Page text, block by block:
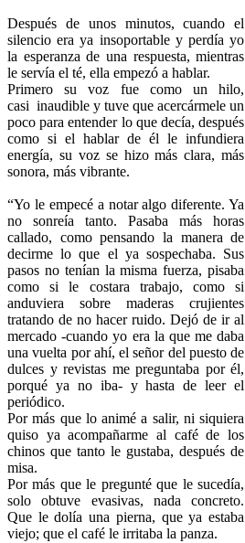
Después de unos minutos, cuando el
silencio era ya insoportable y perdía yo
la esperanza de una respuesta, mientras
le servía el té, ella empezó a hablar.
Primero su voz fue como un hilo,
casi inaudible y tuve que acercármele un
poco para entender lo que decía, después
como si el hablar de él le infundiera
energía, su voz se hizo más clara, más
sonora, más vibrante.
“Yo le empecé a notar algo diferente. Ya
no sonreía tanto. Pasaba más horas
callado, como pensando la manera de
decirme lo que el ya sospechaba. Sus
pasos no tenían la misma fuerza, pisaba
como si le costara trabajo, como si
anduviera sobre maderas crujientes
tratando de no hacer ruido. Dejó de ir al
mercado -cuando yo era la que me daba
una vuelta por ahí, el señor del puesto de
dulces y revistas me preguntaba por él,
porqué ya no iba- y hasta de leer el
periódico.
Por más que lo animé a salir, ni siquiera
quiso ya acompañarme al café de los
chinos que tanto le gustaba, después de
misa.
Por más que le pregunté que le sucedía,
solo obtuve evasivas, nada concreto.
Que le dolía una pierna, que ya estaba
viejo; que el café le irritaba la panza.